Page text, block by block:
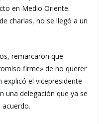
en Medio Oriente.
charlas, no se llegó a un
remarcaron que
firme» de no querer
explicó el vicepresidente
una delegación que ya se